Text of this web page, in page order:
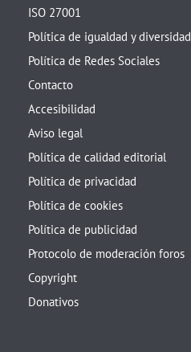
ISO 27001
Política de igualdad y diversidad
Política de Redes Sociales
Contacto
Accesibilidad
Aviso legal
Política de calidad editorial
Política de privacidad
Política de cookies
Política de publicidad
Protocolo de moderación foros
Copyright
Donativos